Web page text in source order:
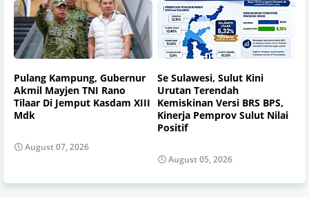
Pulang Kampung, Gubernur
Akmil Mayjen TNI Rano
Tilaar Di Jemput Kasdam XIII
Mdk
August 07, 2026
Se Sulawesi, Sulut Kini
Urutan Terendah
Kemiskinan Versi BRS BPS,
Kinerja Pemprov Sulut Nilai
Positif
August 05, 2026